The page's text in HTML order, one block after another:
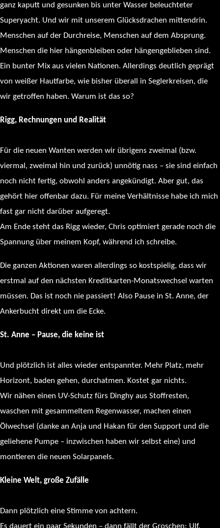
ganz kaputt und gesunken bis unter Wasser beleuchteter
Superyacht. Und wir mit unserem Glücksdrachen mittendrin.
Menschen auf der Durchreise, Menschen auf dem Absprung.
Menschen die hier hängenbleiben oder hängengeblieben sind.
Ein bunter Mix aus vielen Nationen. Allerdings deutlich geprägt
von weißer Hautfarbe, wie bisher überall in Seglerkreisen, die
wir getroffen haben. Warum ist das so?
Rigg, Rechnungen und Realität
Für die neuen Wanten werden wir übrigens zweimal (bzw.
viermal, zweimal hin und zurück) unnötig nass – sie sind einfach
noch nicht fertig, obwohl anders angekündigt. Aber gut, das
gehört hier offenbar dazu. Für meine Verhältnisse habe ich mich
fast gar nicht darüber aufgeregt.
Am Ende steht das Rigg wieder, Chris optimiert gerade noch die
Spannung über meinem Kopf, während ich schreibe.
Die ganzen Aktionen waren allerdings so kostspielig, dass wir
erstmal auf den nächsten Kreditkarten-Monatswechsel warten
müssen. Das ist noch nie passiert! Also Pause in St. Anne, der
Ankerbucht direkt um die Ecke.
St. Anne – Pause, die keine ist
Und plötzlich ist alles wieder entspannter. Mehr Platz, mehr
Horizont, baden gehen, durchatmen. Kostet gar nichts.
Wir nähen einen UV-Schutz fürs Dinghy aus Stoffresten,
waschen mit gesammeltem Regenwasser, machen einen
Ölwechsel (danke an Anja und Hakan für den Support und die
geliehene Pumpe – inzwischen haben wir selbst eine) und
montieren die neuen Solarpanels.
Kleine Welt, große Zufälle
Dann plötzlich eine Stimme von achtern.
Es dauert ein paar Sekunden – dann fällt der Groschen: Ulf.